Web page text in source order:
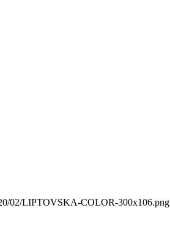
02/LIPTOVSKA-COLOR-300x106.png